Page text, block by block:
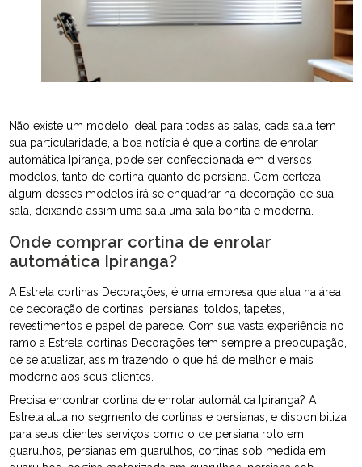
Não existe um modelo ideal para todas as salas, cada sala tem
sua particularidade, a boa notícia é que a cortina de enrolar
automática Ipiranga, pode ser confeccionada em diversos
modelos, tanto de cortina quanto de persiana. Com certeza
algum desses modelos irá se enquadrar na decoração de sua
sala, deixando assim uma sala uma sala bonita e moderna.
Onde comprar cortina de enrolar
automática Ipiranga?
A Estrela cortinas Decorações, é uma empresa que atua na área
de decoração de cortinas, persianas, toldos, tapetes,
revestimentos e papel de parede. Com sua vasta experiência no
ramo a Estrela cortinas Decorações tem sempre a preocupação,
de se atualizar, assim trazendo o que há de melhor e mais
moderno aos seus clientes.
Precisa encontrar cortina de enrolar automática Ipiranga? A
Estrela atua no segmento de cortinas e persianas, e disponibiliza
para seus clientes serviços como o de persiana rolo em
guarulhos, persianas em guarulhos, cortinas sob medida em